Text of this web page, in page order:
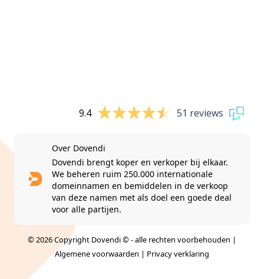
9.4 51 reviews
Over Dovendi
Dovendi brengt koper en verkoper bij elkaar.
We beheren ruim 250.000 internationale
domeinnamen en bemiddelen in de verkoop
van deze namen met als doel een goede deal
voor alle partijen.
© 2026 Copyright Dovendi © - alle rechten voorbehouden |
Algemene voorwaarden | Privacy verklaring